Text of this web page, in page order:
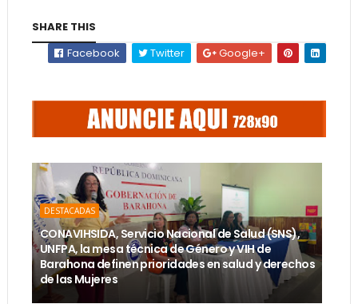
SHARE THIS
Facebook
Twitter Google+
DESTACADAS
CONAVIHSIDA, Servicio Nacional de Salud (SNS),
UNFPA, la mesa técnica de Género y VIH de
Barahona definen prioridades en salud y derechos
de las Mujeres